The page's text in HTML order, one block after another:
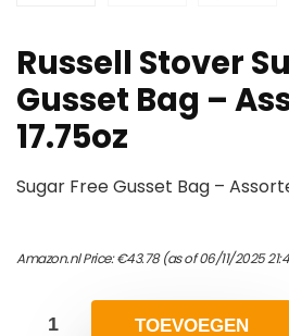
Russell Stover
Gusset Bag –
17.75oz
Sugar Free Gusset Bag –
Amazon.nl Price:€43.78(as of 06/11/2025
TOEVOEGEN